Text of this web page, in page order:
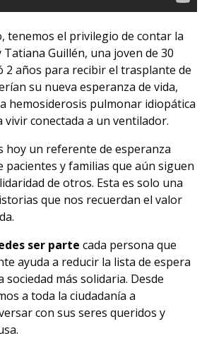
tenemos el privilegio de contar la
Guillén, una joven de 30
2 años para recibir el trasplante de
su nueva esperanza de vida,
hemosiderosis pulmonar idiopática
vivir conectada a un ventilador.
hoy un referente de esperanza
pacientes y familias que aún siguen
de otros. Esta es solo una
que nos recuerdan el valor
ser parte cada persona que
ayuda a reducir la lista de espera
más solidaria. Desde
a toda la ciudadanía a
con sus seres queridos y